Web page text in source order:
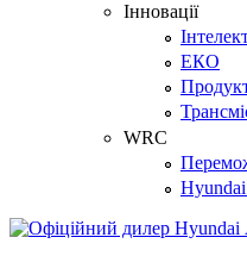
Інновації
ЕКО
WRC